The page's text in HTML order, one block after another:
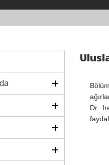
Dr.